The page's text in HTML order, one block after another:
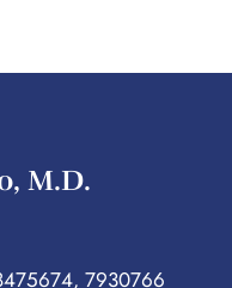
M.D.
7930766